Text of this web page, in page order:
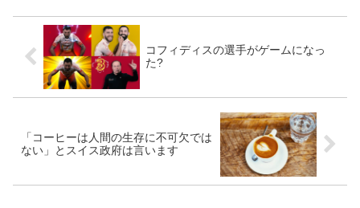
コフィディスの選手がゲームになっ
た?
「コーヒーは人間の生存に不可欠では
ない」とスイス政府は言います